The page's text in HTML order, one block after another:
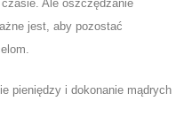
Ale oszczędzanie
jest, aby pozostać
pieniędzy i dokonanie mądrych